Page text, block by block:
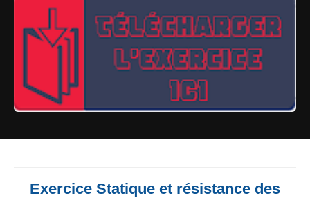
Exercice Statique et résistance des